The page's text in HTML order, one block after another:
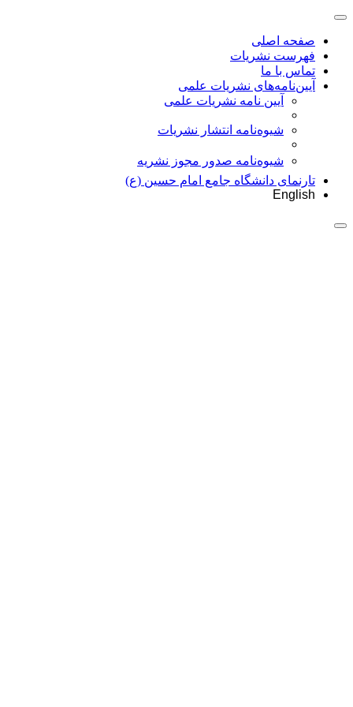
صفحه اصلی
فهرست نشریات
تماس با ما
آیین‌نامه‌های نشریات علمی
آیین نامه نشریات علمی
شیوه‌نامه انتشار نشریات
شیوهنامه صدور مجوز نشریه
تارنمای دانشگاه جامع امام حسین (ع)
English